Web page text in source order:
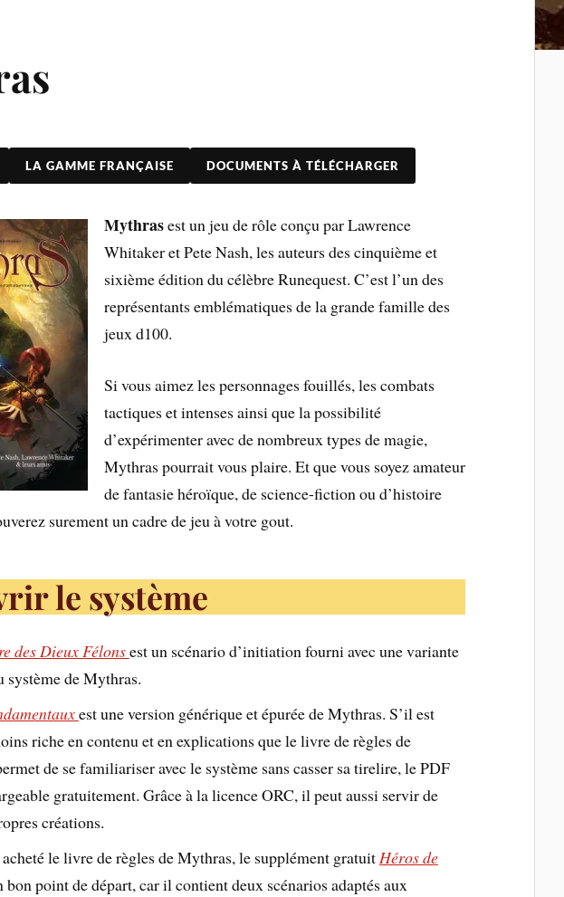
LA GAMME FRANÇAISE DOCUMENTS À TÉLÉCHARGER
Mythrasest un jeu de rôle conçu par Lawrence
Whitaker et Pete Nash, les auteurs des cinquième et
sixième édition du célèbre Runequest. C’est l’un des
représentants emblématiques de la grande famille des
jeux d100.
Si vous aimez les personnages fouillés, les combats
tactiques et intenses ainsi que la possibilité
d’expérimenter avec de nombreux types de magie,
Mythras pourrait vous plaire. Et que vous soyez amateur
de fantasie héroïque, de science-fiction ou d’histoire
surement un cadre de jeu à votre gout.
le système
des Dieux Félonsest un scénario d’initiation fourni avec une variante
système de Mythras.
est une version générique et épurée de Mythras. S’il est
riche en contenu et en explications que le livre de règles de
de se familiariser avec le système sans casser sa tirelire, le PDF
gratuitement. Grâce à la licence ORC, il peut aussi servir de
créations.
acheté le livre de règles de Mythras, le supplément gratuit Héros de
bon point de départ, car il contient deux scénarios adaptés aux